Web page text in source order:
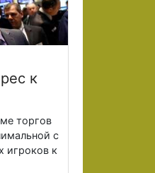
к
торгов
с
игроков к